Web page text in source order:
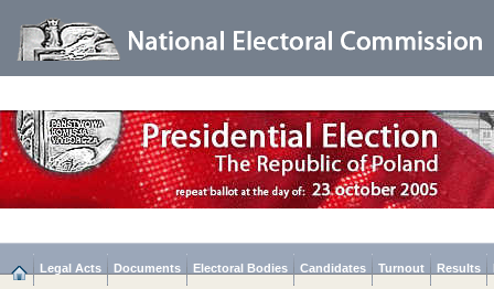
Legal Acts Documents Electoral Bodies Candidates Turnout Results